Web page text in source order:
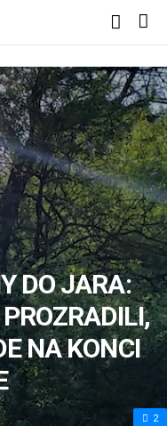
DO JARA:
NA KONCI
2